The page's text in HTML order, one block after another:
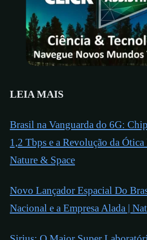
LEIA MAIS
Brasil na Vanguarda do 6G:
1,2 Tbps e a Revolução da
Nature & Space
Novo Lançador Espacial Do
Nacional e a Empresa Alada |